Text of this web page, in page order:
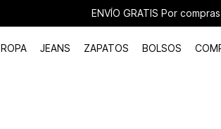
ENVÍO GRATIS Por
ROPA JEANS ZAPATOS BOLSOS